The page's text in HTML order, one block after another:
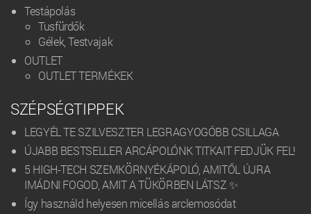
Testápolás
Tusfürdők
Gélek, Testvajak
OUTLET
OUTLET TERMÉKEK
SZÉPSÉGTIPPEK
LEGYÉL TE SZILVESZTER LEGRAGYOGÓBB CSILLAGA
ÚJABB BESTSELLER ARCÁPOLÓNK TITKAIT FEDJÜK FEL!
5 HIGH-TECH SZEMKÖRNYÉKÁPOLÓ, AMITŐL ÚJRA
IMÁDNI FOGOD, AMIT A TÜKÖRBEN LÁTSZ ✨
Így használd helyesen micellás arclemosódat